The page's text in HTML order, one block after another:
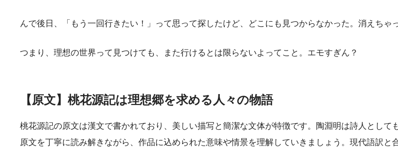
んで後日、「もう一回行きたい！」って思って探したけど、どこにも見つからなかった。消えちゃ
つまり、理想の世界って見つけても、また行けるとは限らないよってこと。エモすぎん？
【原文】桃花源記は理想郷を求める人々の物語
桃花源記の原文は漢文で書かれており、美しい描写と簡潔な文体が特徴です。陶淵明は詩人とし
原文を丁寧に読み解きながら、作品に込められた意味や情景を理解していきましょう。現代語訳と